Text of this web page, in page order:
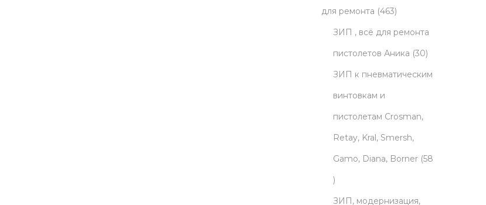
t
s
u
c
t
o
d
u
c
t
s
o
d
u
c
t
s
p
r
o
d
u
c
t
s
для ремонта 4634
6
3
p
o
d
u
t
ЗИП , всё для ремонта
пистолетов Аника 303
0
d
ЗИП к пневматическим
винтовкам и
пистолетам Crosman,
Retay, Kral, Smersh,
Gamo, Diana, Borner 58
5
8
ЗИП, модернизация,